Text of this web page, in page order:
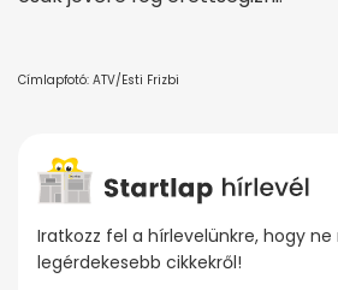
Címlapfotó: ATV/Esti Frizbi
Iratkozz fel a hírlevelünkre, hogy
legérdekesebb cikkekről!